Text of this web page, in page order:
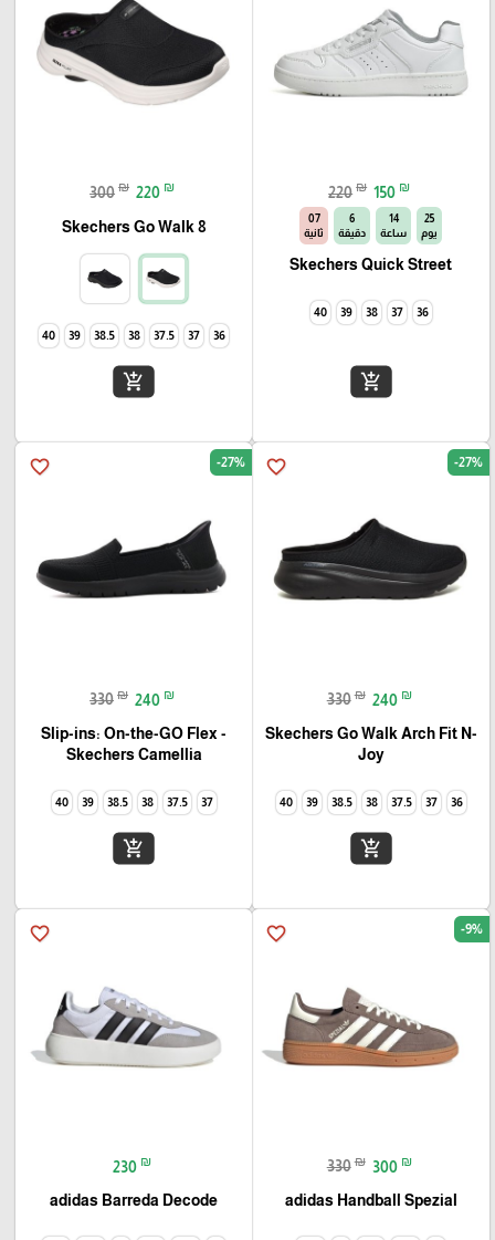
220 ₪ 150 ₪
25
يوم
14
ساعة
6
دقيقة
06
ثانية
Skechers Quick Street
36
37
38
39
40
add_shopping_cart
300 ₪ 220 ₪
Skechers Go Walk 8
36
37
37.5
38
38.5
39
40
add_shopping_cart
favorite_border -27%
330 ₪ 240 ₪
Skechers Go Walk Arch Fit N-
Joy
36
37
37.5
38
38.5
39
40
add_shopping_cart
favorite_border -27%
330 ₪ 240 ₪
Slip-ins: On-the-GO Flex -
Camellia‏ Skechers
37
37.5
38
38.5
39
40
add_shopping_cart
favorite_border -9%
330 ₪ 300 ₪
adidas Handball Spezial
favorite_border
230 ₪
adidas Barreda Decode